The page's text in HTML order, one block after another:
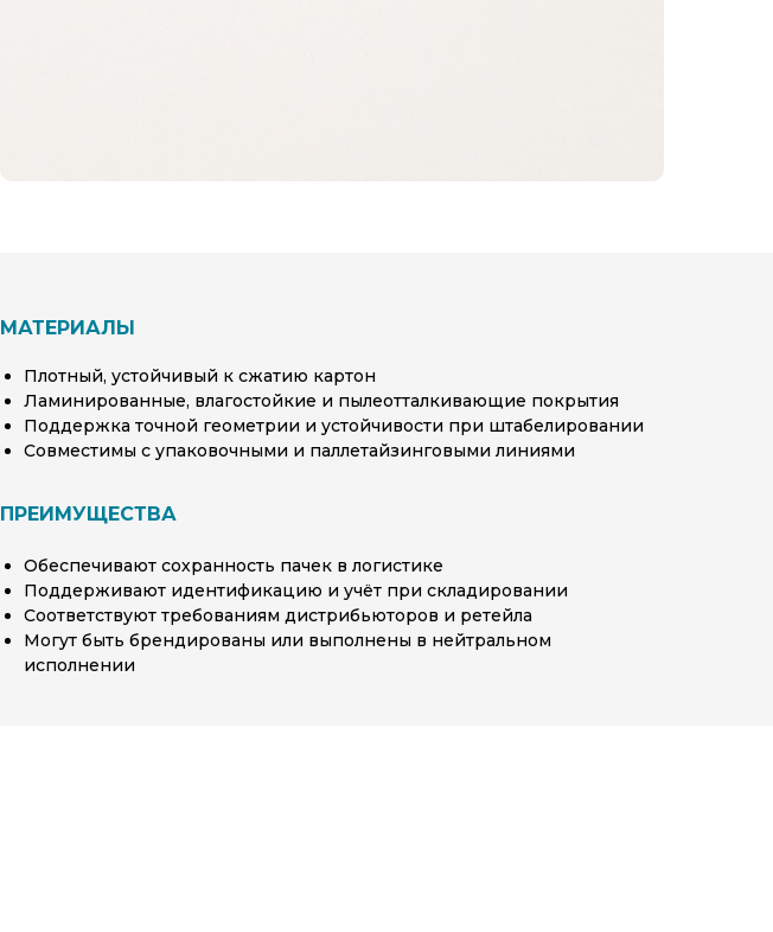
МАТЕРИАЛЫ
Плотный, устойчивый к сжатию картон
Ламинированные, влагостойкие и пылеотталкивающие покрытия
Поддержка точной геометрии и устойчивости при штабелировании
Совместимы с упаковочными и паллетайзинговыми линиями
ПРЕИМУЩЕСТВА
Обеспечивают сохранность пачек в логистике
Поддерживают идентификацию и учёт при складировании
Соответствуют требованиям дистрибьюторов и ретейла
Могут быть брендированы или выполнены в нейтральном
исполнении